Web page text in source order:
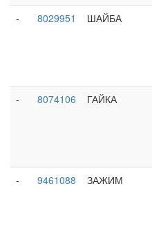
-
8029951 ШАЙБА
-
8074106 ГАЙКА
-
9461088 ЗАЖИМ